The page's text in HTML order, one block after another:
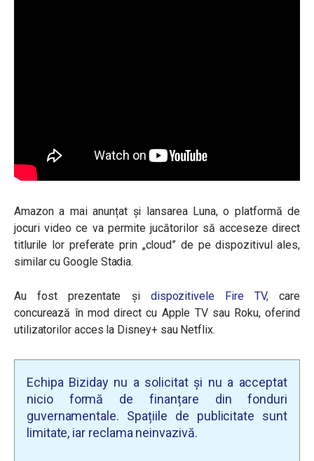
Amazon a mai anunțat și lansarea Luna, o platformă de
jocuri video ce va permite jucătorilor să acceseze direct
titlurile lor preferate prin „cloud” de pe dispozitivul ales,
similar cu Google Stadia.
Au fost prezentate și dispozitivele Fire TV,care
concurează în mod direct cu Apple TV sau Roku, oferind
utilizatorilor acces la Disney+ sau Netflix.
Echipa Biziday nu a solicitat și nu a acceptat
nicio formă de finanțare din fonduri
guvernamentale. Spațiile de publicitate sunt
limitate, iar reclama neinvazivă.